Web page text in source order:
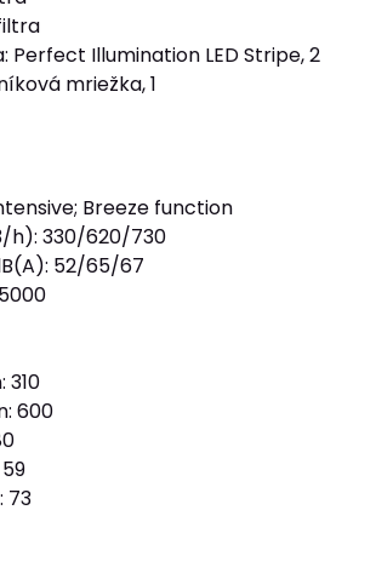
Illumination LED Stripe, 2
mriežka, 1
Breeze function
h): 330/620/730
52/65/67
310
600
73